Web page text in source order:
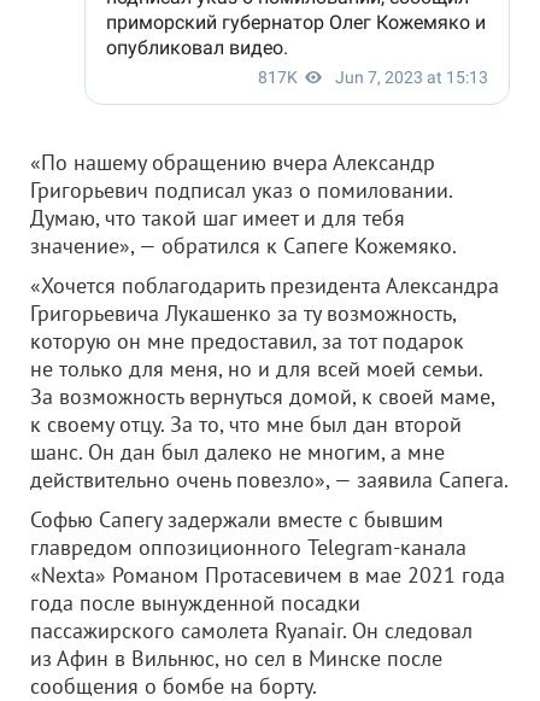
«По нашему обращению вчера Александр
Григорьевич подписал указ о помиловании.
Думаю, что такой шаг имеет и для тебя
значение», — обратился к Сапеге Кожемяко.
«Хочется поблагодарить президента Александра
Григорьевича Лукашенко за ту возможность,
которую он мне предоставил, за тот подарок
не только для меня, но и для всей моей семьи.
За возможность вернуться домой, к своей маме,
к своему отцу. За то, что мне был дан второй
шанс. Он дан был далеко не многим, а мне
действительно очень повезло», — заявила Сапега.
Софью Сапегу задержали вместе с бывшим
главредом оппозиционного Telegram-канала
«Nexta» Романом Протасевичем в мае 2021 года
года после вынужденной посадки
пассажирского самолета Ryanair. Он следовал
из Афин в Вильнюс, но сел в Минске после
сообщения о бомбе на борту.